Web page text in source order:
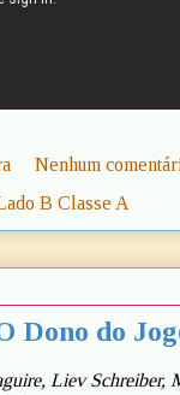
Nenhum
B Classe A
Dono do
Liev Schreiber,